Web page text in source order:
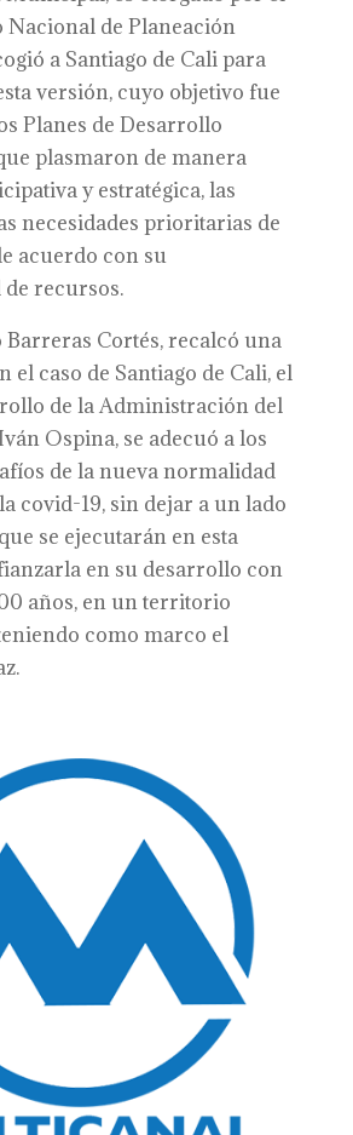
Nacional de Planeación
a Santiago de Cali para
versión, cuyo objetivo fue
Planes de Desarrollo
plasmaron de manera
y estratégica, las
necesidades prioritarias de
acuerdo con su
recursos.
Cortés, recalcó una
el caso de Santiago de Cali, el
de la Administración del
Ospina, se adecuó a los
de la nueva normalidad
covid-19, sin dejar a un lado
se ejecutarán en esta
en su desarrollo con
años, en un territorio
como marco el